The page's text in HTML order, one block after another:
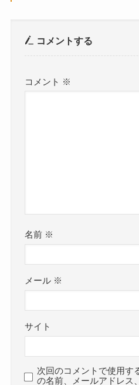
コメントする
コメント ※
名前 ※
メール ※
サイト
次回のコメントで使用す
の名前、メールアドレス